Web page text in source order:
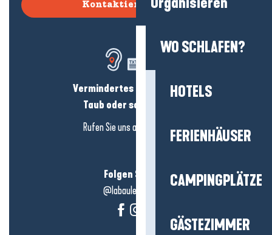
WO SCHLAFEN?
HOTELS
FERIENHÄUSER
CAMPINGPLÄTZE
GÄSTEZIMMER
Kontaktieren Sie uns
Vermindertes Hörvermögen?
Taub oder schwerhörig?
Rufen Sie uns an in
hier klicken
Folgen Sie uns!
@labauleguérande